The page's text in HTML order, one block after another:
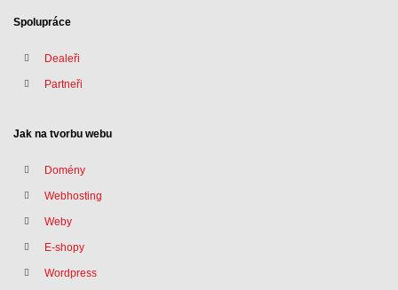
Spolupráce
Dealeři
Partneři
Jak na tvorbu webu
Domény
Webhosting
Weby
E-shopy
Wordpress